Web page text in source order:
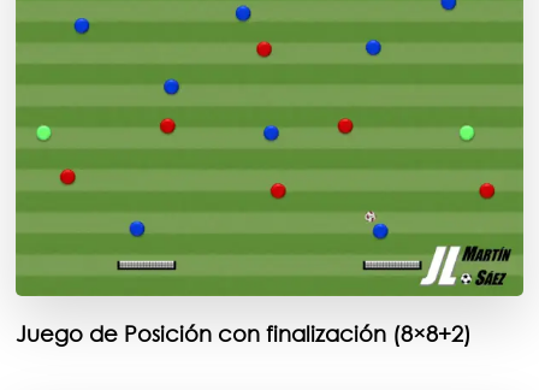
Juego de Posición con finalización (8×8+2)